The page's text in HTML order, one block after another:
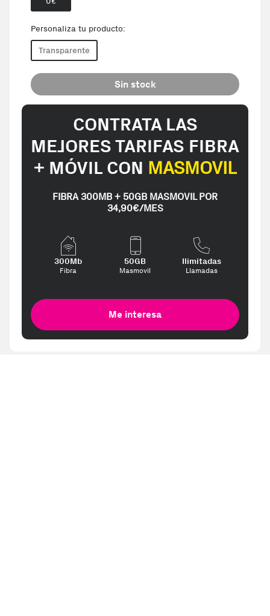
Personaliza tu producto:
Transparente
Sin stock
CONTRATA LAS
MEJORES TARIFAS FIBRA
+ MÓVIL CON MASMOVIL
FIBRA 300MB + 50GB MASMOVIL POR
34,90€/MES
300Mb
Fibra
50GB
Masmovil
Ilimitadas
Llamadas
Me interesa